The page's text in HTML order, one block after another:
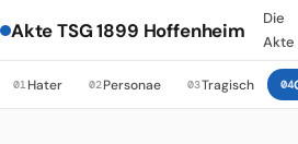
Akte TSG 1899 Hoffenheim
Die
Akte
01Hater 02Personae 03Tragisch 04